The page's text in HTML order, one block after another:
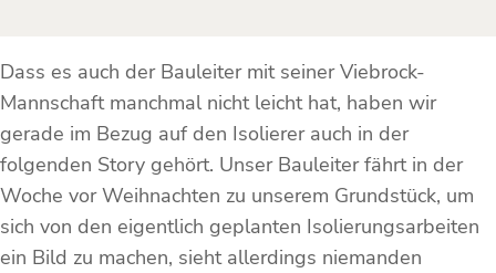
Dass es auch der Bauleiter mit seiner Viebrock-
Mannschaft manchmal nicht leicht hat, haben wir
gerade im Bezug auf den Isolierer auch in der
folgenden Story gehört. Unser Bauleiter fährt in der
Woche vor Weihnachten zu unserem Grundstück, um
sich von den eigentlich geplanten Isolierungsarbeiten
ein Bild zu machen, sieht allerdings niemanden